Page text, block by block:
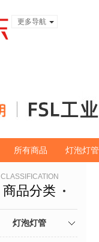
更多导航
所有商品 灯泡灯管
CLASSIFICATION
商品分类
灯泡灯管